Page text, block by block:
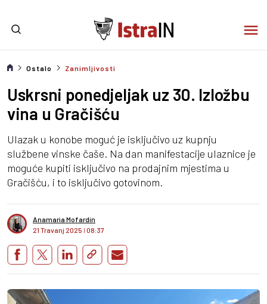
Ostalo Zanimljivosti
Uskrsni ponedjeljak uz 30. Izložbu
vina u Gračišću
Ulazak u konobe moguć je isključivo uz kupnju
službene vinske čaše. Na dan manifestacije ulaznice je
moguće kupiti isključivo na prodajnim mjestima u
Gračišću, i to isključivo gotovinom.
Anamaria Mofardin
21 Travanj 2025 I 08:37